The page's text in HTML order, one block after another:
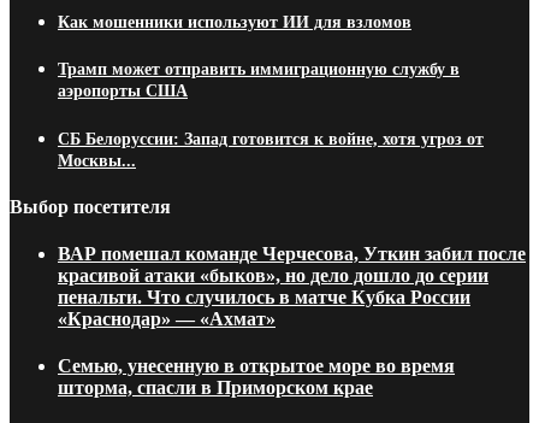
Как мошенники используют ИИ для взломов
Трамп может отправить иммиграционную службу в
аэропорты США
СБ Белоруссии: Запад готовится к войне, хотя угроз от
Москвы...
Выбор посетителя
ВАР помешал команде Черчесова, Уткин забил после
красивой атаки «быков», но дело дошло до серии
пенальти. Что случилось в матче Кубка России
«Краснодар» — «Ахмат»
Семью, унесенную в открытое море во время
шторма, спасли в Приморском крае